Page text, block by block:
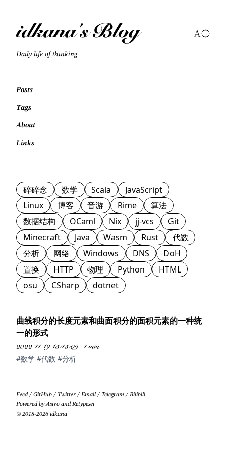
idkana's Blog
Daily life of thinking
Posts
Tags
About
Links
碎碎念 数学 Scala
JavaScript
Linux
博客 音游 Rime
算法
数据结构
OCaml Nix jj-vcs
Git
Minecraft
Java Wasm Rust
代数
分析
网络 Windows DNS
DoH
置换
HTTP 物理 Python
HTML
osu
CSharp dotnet
曲线积分的长度元素和曲面积分的面积元素的一种统
一的形式
2022-11-19 15:15:09
1 min
#数学#代数#分析
Feed /GitHub /Twitter /Email /Telegram /Bilibili
Powered byAstroand Retypeset
© 2018-2026 idkana